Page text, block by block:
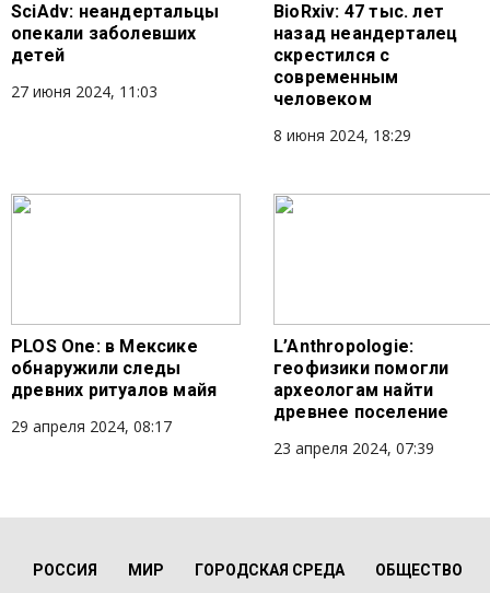
SciAdv: неандертальцы
опекали заболевших
детей
27 июня 2024, 11:03
BioRxiv: 47 тыс. лет
назад неандерталец
скрестился с
современным
человеком
8 июня 2024, 18:29
PLOS One: в Мексике
обнаружили следы
древних ритуалов майя
29 апреля 2024, 08:17
L’Anthropologie:
геофизики помогли
археологам найти
древнее поселение
23 апреля 2024, 07:39
РОССИЯ МИР ГОРОДСКАЯ СРЕДА ОБЩЕСТВО